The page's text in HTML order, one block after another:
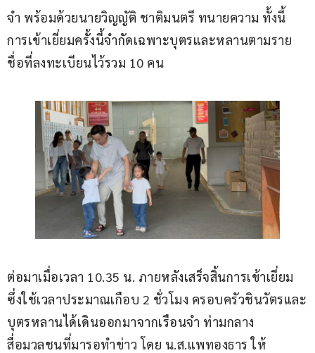
จำ พร้อมด้วยนายวิญญัติ ชาติมนตรี ทนายความ ทั้งนี้
การเข้าเยี่ยมครั้งนี้จำกัดเฉพาะบุตรและหลานตามราย
ชื่อที่ลงทะเบียนไว้รวม 10 คน
ต่อมาเมื่อเวลา 10.35 น. ภายหลังเสร็จสิ้นการเข้าเยี่ยม
ซึ่งใช้เวลาประมาณเกือบ 2 ชั่วโมง ครอบครัวชินวัตรและ
บุตรหลานได้เดินออกมาจากเรือนจำ ท่ามกลาง
สื่อมวลชนที่มารอทำข่าว โดย น.ส.แพทองธาร ให้